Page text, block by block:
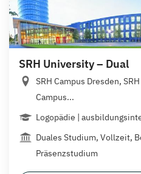
SRH University – Dual
SRH Campus Dresden,
Campus...
Logopädie |
Duales Studium, Vollzeit,
Präsenzstudium